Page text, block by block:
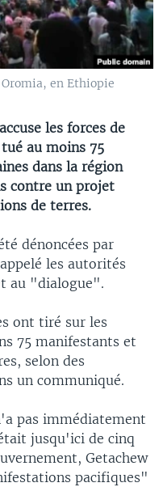
en Ethiopie
les forces de
au moins 75
dans la région
contre un projet
de terres.
dénoncées par
les autorités
au "dialogue".
ont tiré sur les
75 manifestants et
selon des
un communiqué.
pas immédiatement
jusqu'ici de cinq
Getachew
pacifiques"